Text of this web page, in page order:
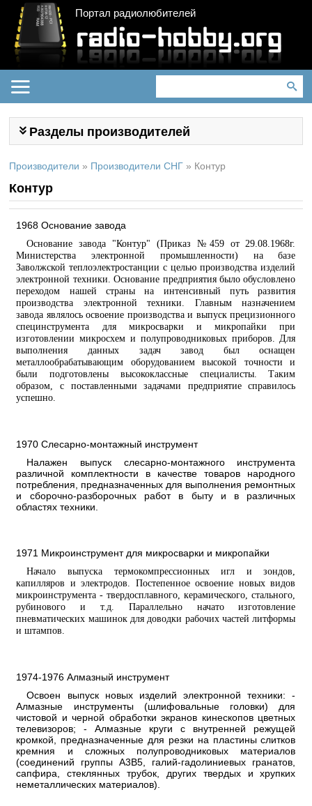
Портал радиолюбителей
Разделы производителей
Производители » Производители СНГ » Контур
Контур
1968 Основание завода
Основание завода "Контур" (Приказ №459 от 29.08.1968г.
Министерства электронной промышленности) на базе
Заволжской теплоэлектростанции с целью производства изделий
электронной техники. Основание предприятия было обусловлено
переходом нашей страны на интенсивный путь развития
производства электронной техники. Главным назначением
завода являлось освоение производства и выпуск прецизионного
специнструмента для микросварки и микропайки при
изготовлении микросхем и полупроводниковых приборов. Для
выполнения данных задач завод был оснащен
металлообрабатывающим оборудованием высокой точности и
были подготовлены высококлассные специалисты. Таким
образом, с поставленными задачами предприятие справилось
успешно.
1970 Слесарно-монтажный инструмент
Налажен выпуск слесарно-монтажного инструмента
различной комплектности в качестве товаров народного
потребления, предназначенных для выполнения ремонтных
и сборочно-разборочных работ в быту и в различных
областях техники.
1971 Микроинструмент для микросварки и микропайки
Начало выпуска термокомпрессионных игл и зондов,
капилляров и электродов. Постепенное освоение новых видов
микроинструмента - твердосплавного, керамического, стального,
рубинового и т.д. Параллельно начато изготовление
пневматических машинок для доводки рабочих частей литформы
и штампов.
1974-1976 Алмазный инструмент
Освоен выпуск новых изделий электронной техники: -
Алмазные инструменты (шлифовальные головки) для
чистовой и черной обработки экранов кинескопов цветных
телевизоров; - Алмазные круги с внутренней режущей
кромкой, предназначенные для резки на пластины слитков
кремния и сложных полупроводниковых материалов
(соединений группы А3В5, галий-гадолиниевых гранатов,
сапфира, стеклянных трубок, других твердых и хрупких
неметаллических материалов).